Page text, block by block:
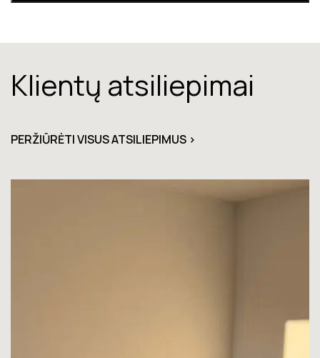
Klientų atsiliepimai
PERŽIŪRĖTI VISUS ATSILIEPIMUS >